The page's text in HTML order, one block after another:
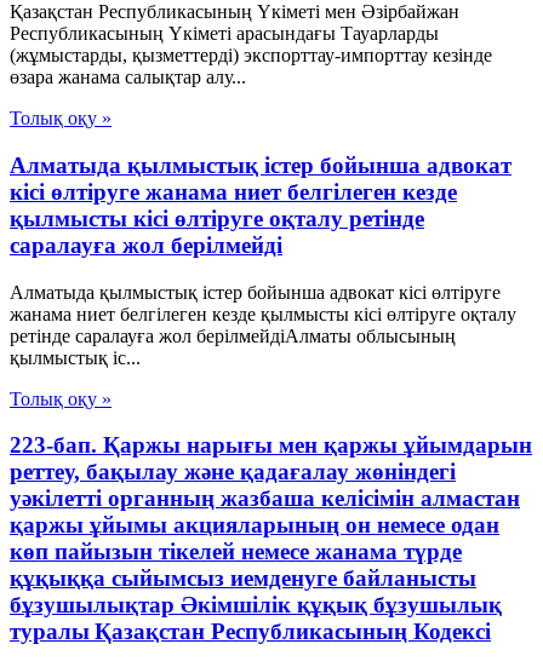
Қазақстан Республикасының Үкiметi мен Әзiрбайжан
Республикасының Үкiметi арасындағы Тауарларды
(жұмыстарды, қызметтердi) экспорттау-импорттау кезiнде
өзара жанама салықтар алу...
Толық оқу »
Алматыда қылмыстық істер бойынша адвокат
кісі өлтіруге жанама ниет белгілеген кезде
қылмысты кісі өлтіруге оқталу ретінде
саралауға жол берілмейді
Алматыда қылмыстық істер бойынша адвокат кісі өлтіруге
жанама ниет белгілеген кезде қылмысты кісі өлтіруге оқталу
ретінде саралауға жол берілмейдіАлматы облысының
қылмыстық іс...
Толық оқу »
223-бап. Қаржы нарығы мен қаржы ұйымдарын
реттеу, бақылау және қадағалау жөніндегі
уәкілетті органның жазбаша келісімін алмастан
қаржы ұйымы акцияларының он немесе одан
көп пайызын тікелей немесе жанама түрде
құқыққа сыйымсыз иемденуге байланысты
бұзушылықтар Әкімшілік құқық бұзушылық
туралы Қазақстан Республикасының Кодексі